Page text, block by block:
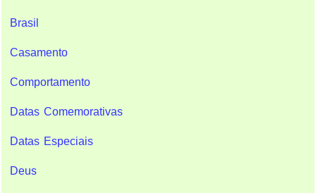
Brasil
Casamento
Comportamento
Datas Comemorativas
Datas Especiais
Deus